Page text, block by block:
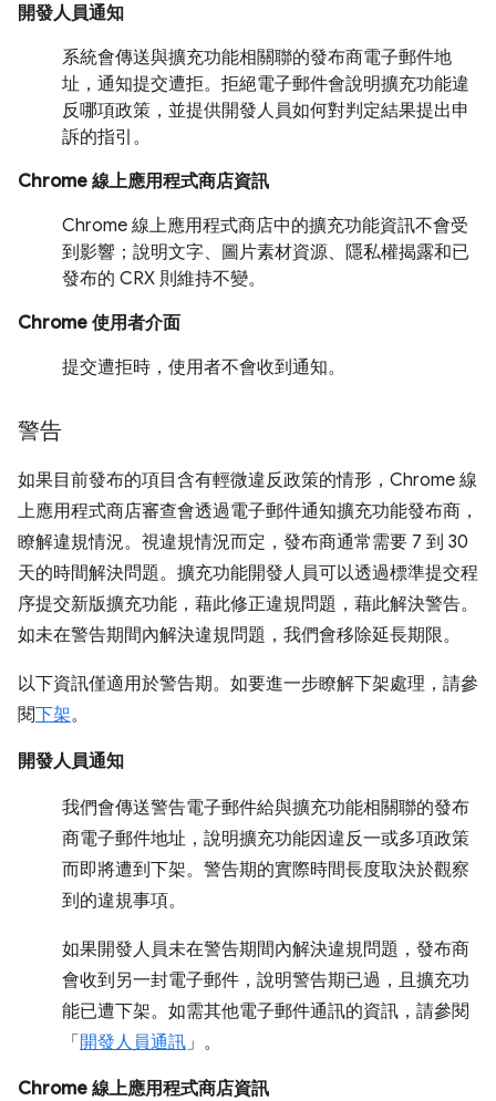
開發人員通知
系統會傳送與擴充功能相關聯的發布商電子郵件地
址，通知提交遭拒。拒絕電子郵件會說明擴充功能違
反哪項政策，並提供開發人員如何對判定結果提出申
訴的指引。
Chrome 線上應用程式商店資訊
Chrome 線上應用程式商店中的擴充功能資訊不會受
到影響；說明文字、圖片素材資源、隱私權揭露和已
發布的 CRX 則維持不變。
Chrome 使用者介面
提交遭拒時，使用者不會收到通知。
警告
如果目前發布的項目含有輕微違反政策的情形，Chrome 線
上應用程式商店審查會透過電子郵件通知擴充功能發布商，
瞭解違規情況。視違規情況而定，發布商通常需要 7 到 30
天的時間解決問題。擴充功能開發人員可以透過標準提交程
序提交新版擴充功能，藉此修正違規問題，藉此解決警告。
如未在警告期間內解決違規問題，我們會移除延長期限。
以下資訊僅適用於警告期。如要進一步瞭解下架處理，請參
閱下架。
開發人員通知
我們會傳送警告電子郵件給與擴充功能相關聯的發布
商電子郵件地址，說明擴充功能因違反一或多項政策
而即將遭到下架。警告期的實際時間長度取決於觀察
到的違規事項。
如果開發人員未在警告期間內解決違規問題，發布商
會收到另一封電子郵件，說明警告期已過，且擴充功
能已遭下架。如需其他電子郵件通訊的資訊，請參閱
「開發人員通訊 」。
Chrome 線上應用程式商店資訊